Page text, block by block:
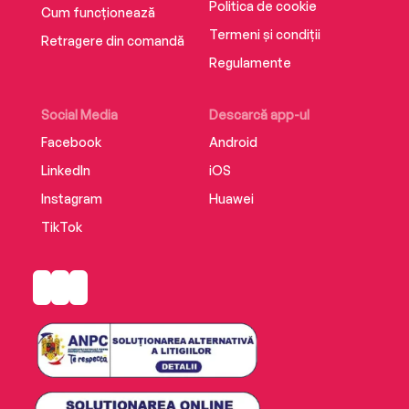
It’s intense, quick-paced, has well developed
characters, & a plot that’s full of twists. Once I
started reading, I could not put it down!!’ 5
‘Excellent plot, characterization, and even a
Cum funcționează
Retragere din comandă
Social Media
Facebook
LinkedIn
Instagram
TikTok
Descarcă app-ul
Android
iOS
Huawei
Politica de cookie
Termeni și condiții
Regulamente